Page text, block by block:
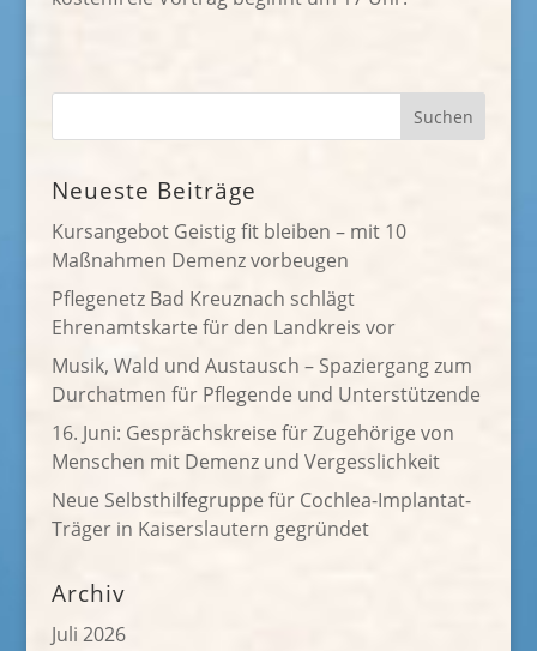
Neueste Beiträge
Kursangebot Geistig fit bleiben – mit 10
Maßnahmen Demenz vorbeugen
Pflegenetz Bad Kreuznach schlägt
Ehrenamtskarte für den Landkreis vor
Musik, Wald und Austausch – Spaziergang zum
Durchatmen für Pflegende und Unterstützende
16. Juni: Gesprächskreise für Zugehörige von
Menschen mit Demenz und Vergesslichkeit
Neue Selbsthilfegruppe für Cochlea-Implantat-
Träger in Kaiserslautern gegründet
Archiv
Juli 2026